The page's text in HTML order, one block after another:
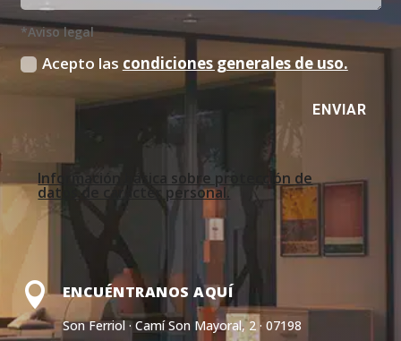
*Aviso legal
Acepto las condiciones generales de uso.
ENVIAR
Información básica sobre protección de
datos de carácter personal.
 ENCUÉNTRANOS AQUÍ
Son Ferriol · Camí Son Mayoral, 2 · 07198